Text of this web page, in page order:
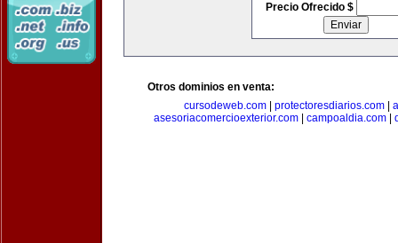
Precio Ofrecido $
Otros dominios en venta:
cursodeweb.com
protectoresdiarios.com
asesoriacomercioexterior.com
campoaldia.com